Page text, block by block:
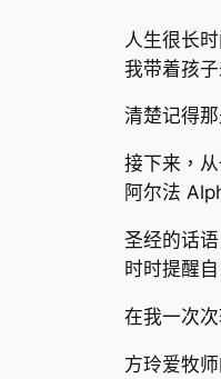
人生很长
我带着孩
清楚记得
接下来，
阿尔法
圣经的话
时时提醒
在我一次
方玲爱牧